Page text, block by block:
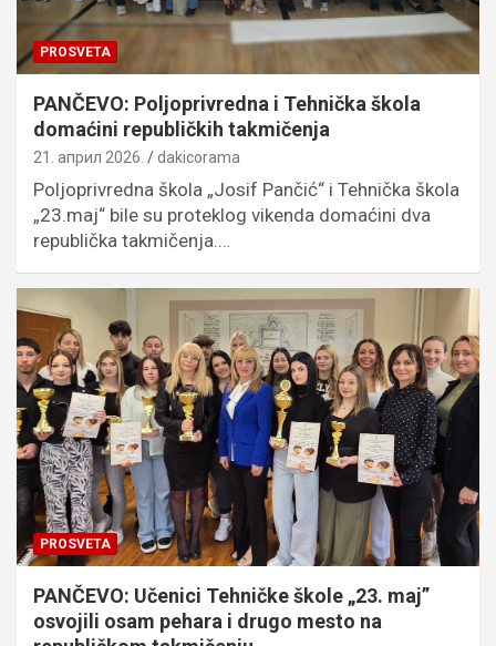
PROSVETA
PANČEVO: Poljoprivredna i Tehnička škola
domaćini republičkih takmičenja
21. април 2026. dakicorama
Poljoprivredna škola „Josif Pančić“ i Tehnička škola
„23.maj“ bile su proteklog vikenda domaćini dva
republička takmičenja.…
PROSVETA
PANČEVO: Učenici Tehničke škole „23. maj”
osvojili osam pehara i drugo mesto na